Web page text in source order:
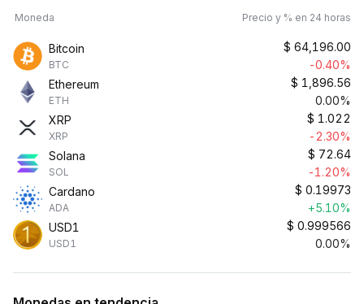
Moneda Precio y % en 24 horas
Bitcoin
BTC
$ 64,196.00
-0.40%
Ethereum
ETH
$ 1,896.56
0.00%
XRP
XRP
$ 1.022
-2.30%
Solana
SOL
$ 72.64
-1.20%
Cardano
ADA
$ 0.19973
+5.10%
USD1
USD1
$ 0.999566
0.00%